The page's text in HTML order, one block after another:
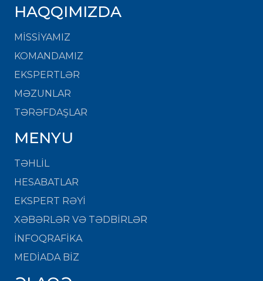
HAQQIMIZDA
MISSIYAMIZ
KOMANDAMIZ
EKSPERTLƏR
MƏZUNLAR
TƏRƏFDAŞLAR
MENYU
TƏHLİL
HESABATLAR
EKSPERT RƏYİ
XƏBƏRLƏR VƏ TƏDBİRLƏR
İNFOQRAFİKA
MEDİADA BİZ